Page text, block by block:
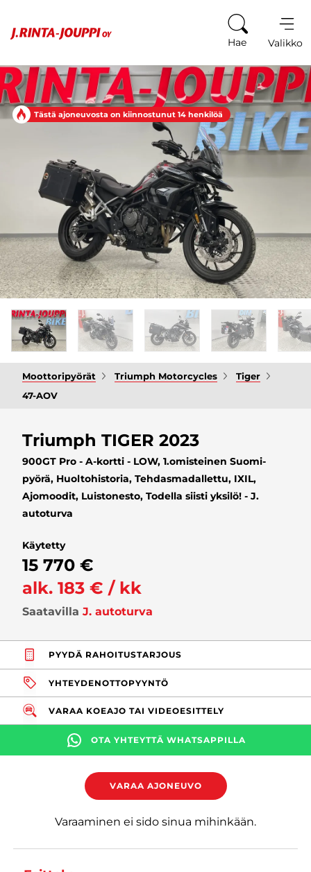
Hae Valikko
Tästä ajoneuvosta on kiinnostunut 14 henkilöä
Moottoripyörät Triumph Motorcycles
Tiger
47-AOV
Triumph TIGER 2023
900GT Pro - A-kortti - LOW, 1.omisteinen Suomi-
pyörä, Huoltohistoria, Tehdasmadallettu, IXIL,
Ajomoodit, Luistonesto, Todella siisti yksilö! - J.
autoturva
Käytetty
15 770 €
alk. 183 € / kk
Saatavilla J. autoturva
PYYDÄ RAHOITUSTARJOUS
YHTEYDENOTTOPYYNTÖ
VARAA KOEAJO TAI VIDEOESITTELY
OTA YHTEYTTÄ WHATSAPPILLA
VARAA AJONEUVO
Varaaminen ei sido sinua mihinkään.